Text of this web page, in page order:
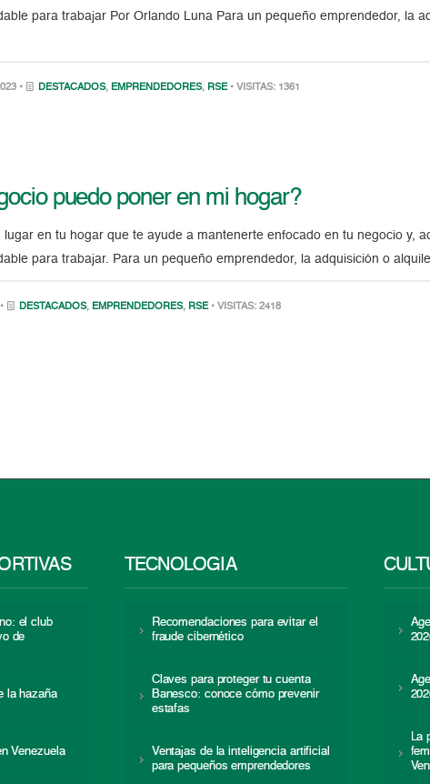
para trabajar Por Orlando Luna Para un pequeño emprendedor, la
• DESTACADOS, EMPRENDEDORES, RSE • VISITAS: 1361
puedo poner en mi hogar?
lugar en tu hogar que te ayude a mantenerte enfocado en tu negocio y,
para trabajar. Para un pequeño emprendedor, la adquisición o
DESTACADOS, EMPRENDEDORES, RSE • VISITAS: 2418
el club
de
la hazaña
Venezuela
TECNOLOGÍA
Recomendaciones para evitar el
fraude cibernético
Claves para proteger tu cuenta
Banesco: conoce cómo prevenir
estafas
Ventajas de la inteligencia artificial
para pequeños emprendedores